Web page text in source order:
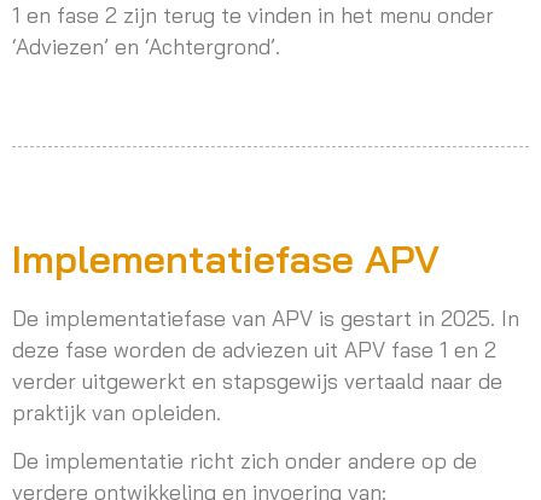
1 en fase 2 zijn terug te vinden in het menu onder
‘Adviezen’ en ‘Achtergrond’.
Implementatiefase APV
De implementatiefase van APV is gestart in 2025. In
deze fase worden de adviezen uit APV fase 1 en 2
verder uitgewerkt en stapsgewijs vertaald naar de
praktijk van opleiden.
De implementatie richt zich onder andere op de
verdere ontwikkeling en invoering van: